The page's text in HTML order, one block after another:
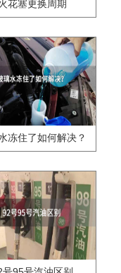
花塞更换周期
冻住了如何解决？